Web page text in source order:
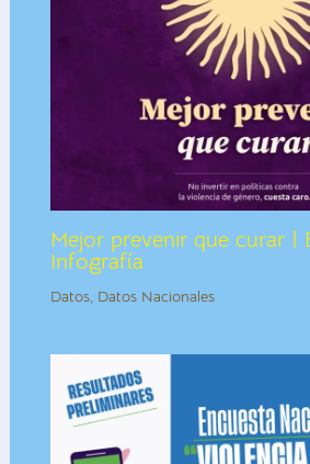
Mejor prevenir que curar |
Infografía
Datos, Datos Nacionales